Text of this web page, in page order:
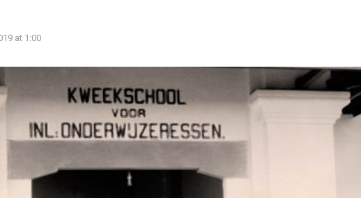
at 1:00